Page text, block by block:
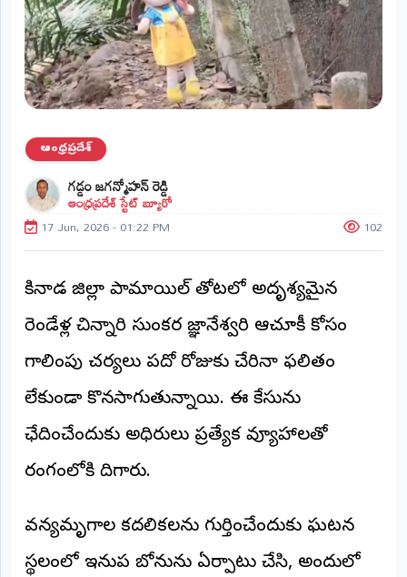
ప్రాంతీయ
వార్తలు
(STATE)
తెలంగాణ
విభాగాలు
(MAIN)
భక్తి
క్రీడలు
అంతర్జాతీయం
ఆర్టీఐ
రిపోర్టర్స్
డెస్క్
DESK)
ఆంధ్రప్రదేశ్
గడ్డం జగన్మోహన్ రెడ్డి
ఆంధ్రప్రదేశ్ స్టేట్ బ్యూరో
17 Jun, 2026 - 01:22 PM 102
కాకినాడ జిల్లా పామాయిల్ తోటలో అదృశ్యమైన
రెండేళ్ల చిన్నారి సుంకర జ్ఞానేశ్వరి ఆచూకీ కోసం
గాలింపు చర్యలు పదో రోజుకు చేరినా ఫలితం
లేకుండా కొనసాగుతున్నాయి. ఈ కేసును
ఛేదించేందుకు అధికారులు ప్రత్యేక వ్యూహాలతో
రంగంలోకి దిగారు.
వన్యమృగాల కదలికలను గుర్తించేందుకు ఘటన
స్థలంలో ఇనుప బోనును ఏర్పాటు చేసి, అందులో